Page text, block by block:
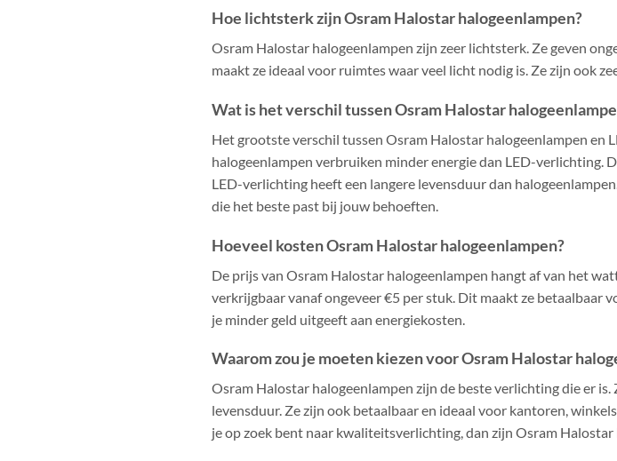
Hoe lichtsterk zijn Osram Halostar halogeenlampen?
Osram Halostar halogeenlampen zijn zeer lichtsterk. Ze geven
maakt ze ideaal voor ruimtes waar veel licht nodig is. Ze zijn ook
Wat is het verschil tussen Osram Halostar
Het grootste verschil tussen Osram Halostar halogeenlampen
halogeenlampen verbruiken minder energie dan LED-verlichting.
LED-verlichting heeft een langere levensduur dan
die het beste past bij jouw behoeften.
Hoeveel kosten Osram Halostar halogeenlampen?
De prijs van Osram Halostar halogeenlampen hangt af van het
verkrijgbaar vanaf ongeveer €5 per stuk. Dit maakt ze betaalbaar
je minder geld uitgeeft aan energiekosten.
Waarom zou je moeten kiezen voor Osram Halostar
Osram Halostar halogeenlampen zijn de beste verlichting die er
levensduur. Ze zijn ook betaalbaar en ideaal voor kantoren,
je op zoek bent naar kwaliteitsverlichting, dan zijn Osram Halostar